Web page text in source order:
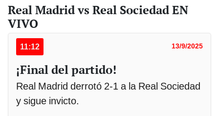
Real Madrid vs Real Sociedad EN
VIVO
11:12 13/9/2025
¡Final del partido!
Real Madrid derrotó 2-1 a la Real Sociedad
y sigue invicto.